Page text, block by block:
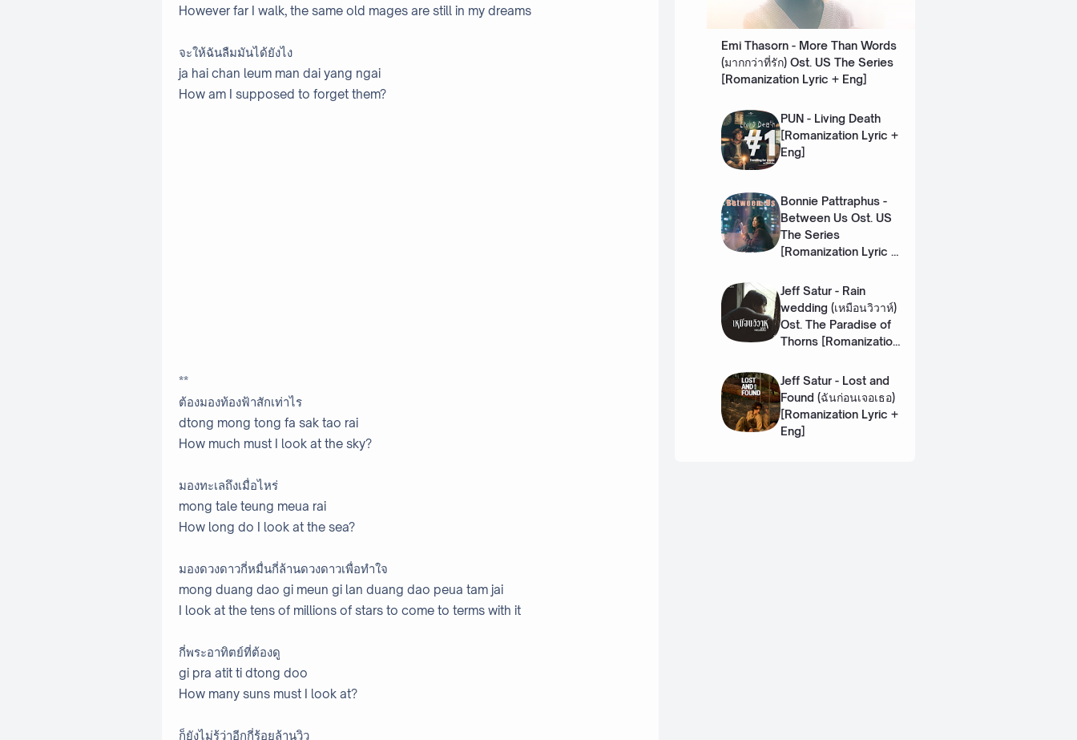
However far I walk, the same old mages are still in my dreams
จะให้ฉันลืมมันได้ยังไง
ja hai chan leum man dai yang ngai
How am I supposed to forget them?
**
ต้องมองท้องฟ้าสักเท่าไร
dtong mong tong fa sak tao rai
How much must I look at the sky?
มองทะเลถึงเมื่อไหร่
mong tale teung meua rai
How long do I look at the sea?
มองดวงดาวกี่หมื่นกี่ล้านดวงดาวเพื่อทำใจ
mong duang dao gi meun gi lan duang dao peua tam jai
I look at the tens of millions of stars to come to terms with it
กี่พระอาทิตย์ที่ต้องดู
gi pra atit ti dtong doo
How many suns must I look at?
ก็ยังไม่รู้ว่าอีกกี่ร้อยล้านวิว
Emi Thasorn - More Than Words
(มากกว่าที่รัก) Ost. US The Series
[Romanization Lyric + Eng]
PUN - Living Death
[Romanization Lyric +
Eng]
Bonnie Pattraphus -
Between Us Ost. US
The Series
[Romanization Lyric +
Jeff Satur - Rain
wedding (เหมือนวิวาห์)
Ost. The Paradise of
Thorns [Romanization
Jeff Satur - Lost and
Found (ฉันก่อนเจอเธอ)
[Romanization Lyric +
Eng]